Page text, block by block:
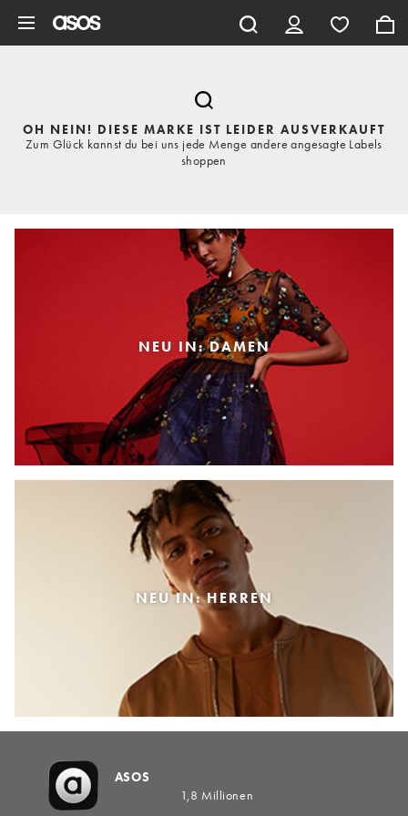
OH NEIN! DIESE MARKE IST LEIDER AUSVERKAUFT
Zum Glück kannst du bei uns jede Menge andere angesagte Labels
shoppen
NEU IN: DAMEN
NEU IN: HERREN
ASOS
1,8 Millionen